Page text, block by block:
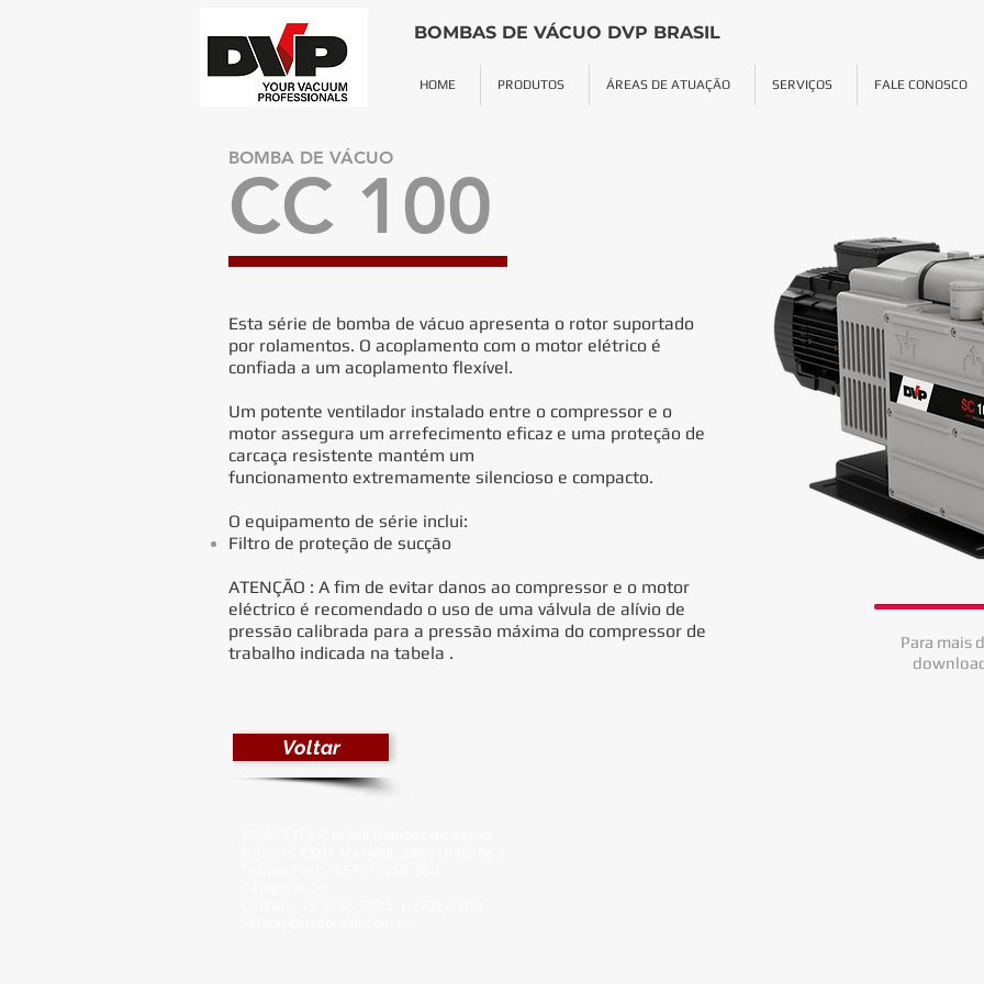
BOMBAS DE VÁCUO DVP BRASIL
HOME PRODUTOS ÁREAS DE ATUAÇÃO SERVIÇOS FALE CONOSCO
CC 100
Para mais
Esta série de bomba de vácuo apresenta o rotor suportado
por rolamentos. O acoplamento com o motor elétrico é
confiada a um acoplamento flexível.
Um potente ventilador instalado entre o compressor e o
motor assegura um arrefecimento eficaz e uma proteção de
carcaça resistente mantém um
funcionamento extremamente silencioso e compacto.
O equipamento de série inclui:
Filtro de proteção de sucção
ATENÇÃO : A fim de evitar danos ao compressor e o motor
eléctrico é recomendado o uso de uma válvula de alívio de
pressão calibrada para a pressão máxima do compressor de
trabalho indicada na tabela .
BOMBA DE VÁCUO
Voltar